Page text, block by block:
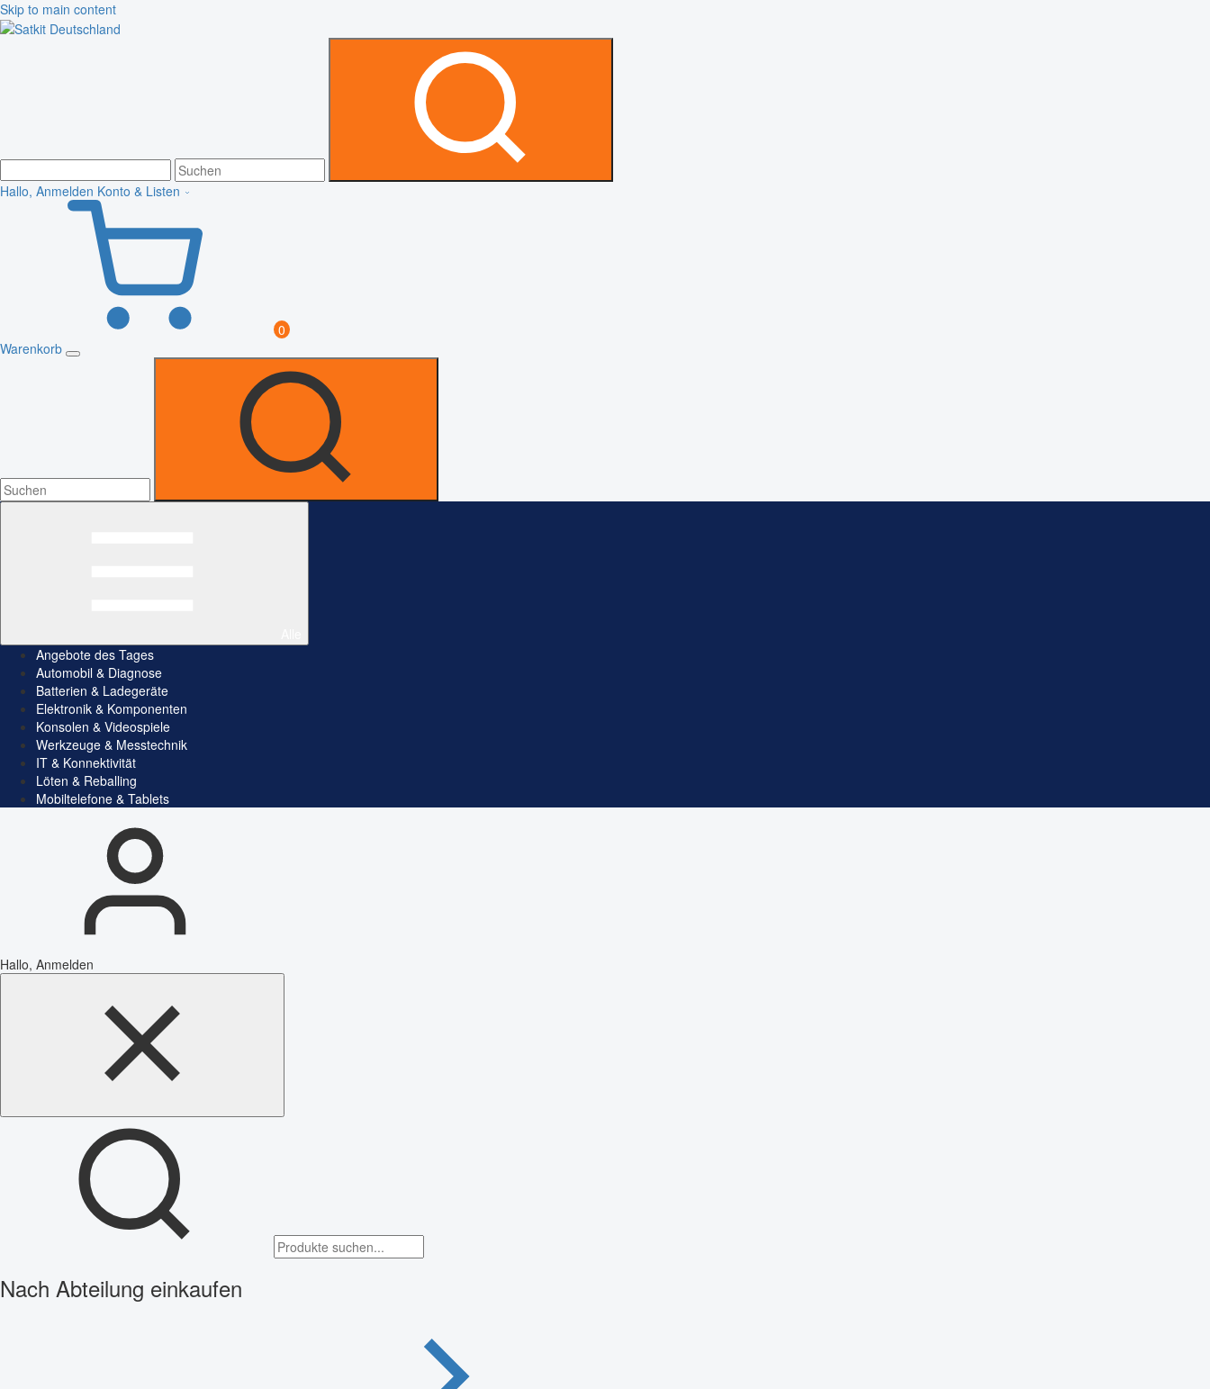
Skip to main content
Hallo, Anmelden Konto & Listen
0
Warenkorb
Angebote des Tages
Automobil & Diagnose
Batterien & Ladegeräte
Elektronik & Komponenten
Konsolen & Videospiele
Werkzeuge & Messtechnik
IT & Konnektivität
Löten & Reballing
Mobiltelefone & Tablets
Hallo, Anmelden
Nach Abteilung einkaufen